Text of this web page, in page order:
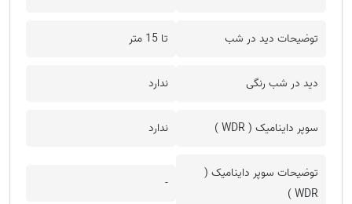
توضیحات دید در شب تا 15 متر
دید در شب رنگی ندارد
سوپر داینامیک ( WDR ) ندارد
توضیحات سوپر داینامیک (
WDR )
-